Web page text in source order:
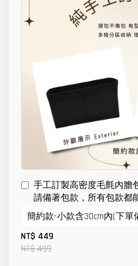
手工訂製高密度毛氈內膽
請備著包款，所有包款都
NT$ 449
NT$ 499